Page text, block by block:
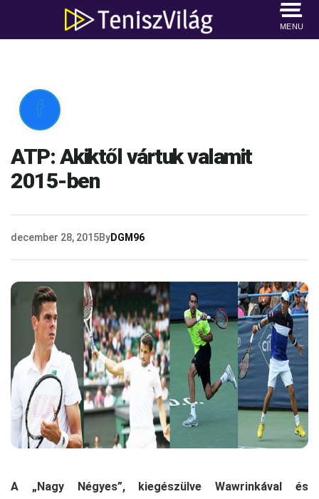
MENU

ATP: Akiktől vártuk valamit
2015-ben
december 28, 2015ByDGM96
A „Nagy Négyes”, kiegészülve Wawrinkával és